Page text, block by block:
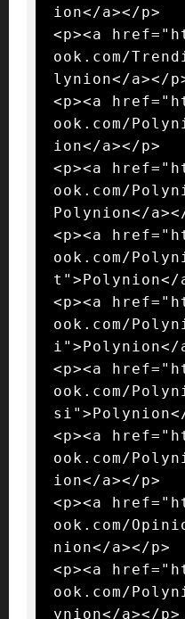
ion</a></p>
<p><a
ook.com/
lynion</a></
<p><a
ook.com/
ion</a></p>
<p><a
ook.com/
Polynion</
<p><a
ook.com/
t">Polynion</
<p><a
ook.com/
i">Polynion</
<p><a
ook.com/
<p><a
ook.com/
ion</a></p>
<p><a
ook.com/
nion</a></p>
<p><a
ook.com/
ynion</a></p>